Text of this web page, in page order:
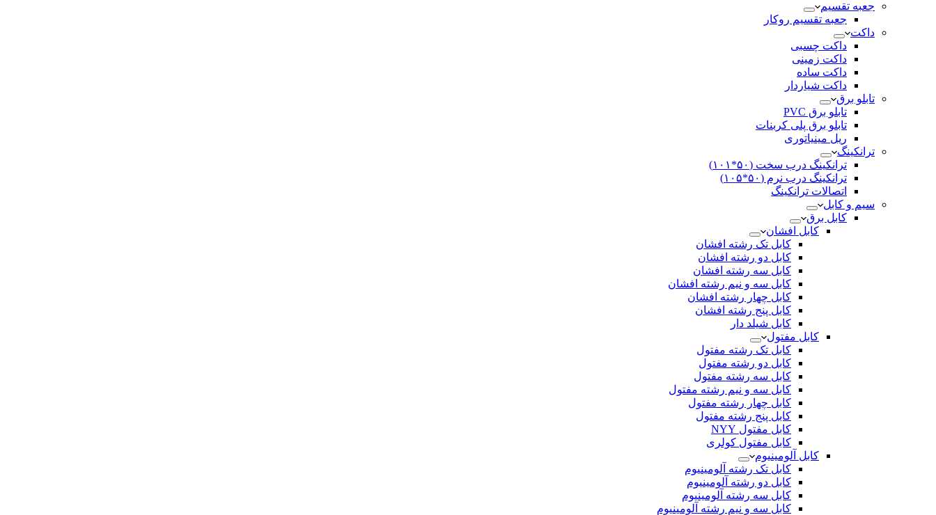
جعبه تقسیم
جعبه تقسیم روکار
داکت
داکت چسبی
داکت زمینی
داکت ساده
داکت شیاردار
تابلو برق
تابلو برق PVC
تابلو برق پلی کربنات
ریل مینیاتوری
ترانکینگ
ترانکینگ درب سخت (۵۰*۱۰۱)
ترانکینگ درب نرم (۵۰*۱۰۵)
اتصالات ترانکینگ
سیم و کابل
کابل برق
کابل افشان
کابل تک رشته افشان
کابل دو رشته افشان
کابل سه رشته افشان
کابل سه و نیم رشته افشان
کابل چهار رشته افشان
کابل پنج رشته افشان
کابل شیلد دار
کابل مفتول
کابل تک رشته مفتول
کابل دو رشته مفتول
کابل سه رشته مفتول
کابل سه و نیم رشته مفتول
کابل چهار رشته مفتول
کابل پنج رشته مفتول
کابل مفتول NYY
کابل مفتول کولری
کابل آلومینیوم
کابل تک رشته آلومینیوم
کابل دو رشته آلومینیوم
کابل سه رشته آلومینیوم
کابل سه و نیم رشته آلومینیوم